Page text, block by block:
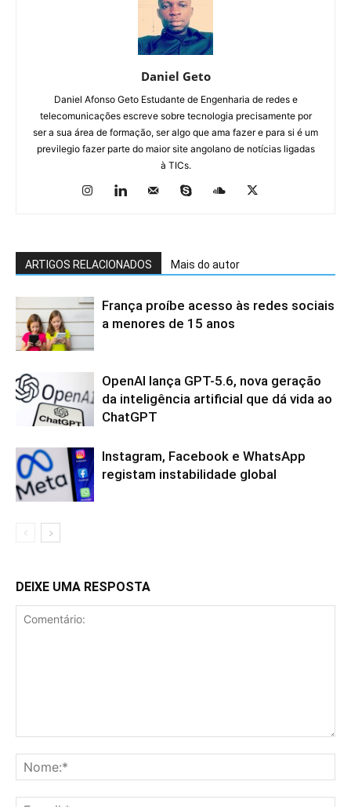
Daniel Geto
Daniel Afonso Geto Estudante de Engenharia de redes e
telecomunicações escreve sobre tecnologia precisamente por
ser a sua área de formação, ser algo que ama fazer e para si é um
previlegio fazer parte do maior site angolano de notícias ligadas
à TICs.
ARTIGOS RELACIONADOS Mais do autor
França proíbe acesso às redes sociais
a menores de 15 anos
OpenAI lança GPT-5.6, nova geração
da inteligência artificial que dá vida ao
ChatGPT
Instagram, Facebook e WhatsApp
registam instabilidade global
DEIXE UMA RESPOSTA